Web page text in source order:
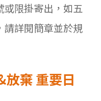
限掛寄出，如五
請詳閱簡章並於規
放棄 重要日